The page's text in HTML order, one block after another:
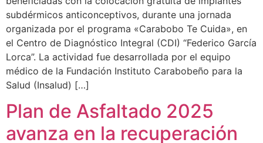
subdérmicos anticonceptivos, durante una jornada
organizada por el programa «Carabobo Te Cuida», en
el Centro de Diagnóstico Integral (CDI) “Federico García
Lorca”. La actividad fue desarrollada por el equipo
médico de la Fundación Instituto Carabobeño para la
Salud (Insalud) […]
Plan de Asfaltado 2025
avanza en la recuperación